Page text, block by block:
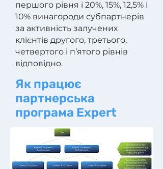
першого рівня і 20%, 15%, 12,5% і
10% винагороди субпартнерів
за активність залучених
клієнтів другого, третього,
четвертого і п’ятого рівнів
відповідно.
Як працює
партнерська
програма Expert